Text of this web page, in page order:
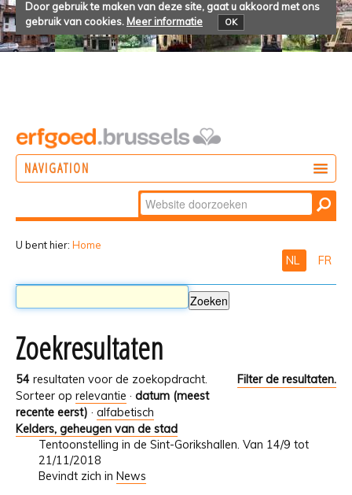
Door gebruik te maken van deze site, gaat u akkoord met ons
gebruik van cookies. Meer informatie OK
NAVIGATION
Zoek
Geavanceerd
U bent hier: Home
NL FR
Zoekresultaten
54 resultaten voor de zoekopdracht.
Filter de resultaten.
Sorteer op relevantie · datum (meest
recente eerst) · alfabetisch
Kelders, geheugen van de stad
Tentoonstelling in de Sint-Gorikshallen. Van 14/9 tot
21/11/2018
Bevindt zich in News